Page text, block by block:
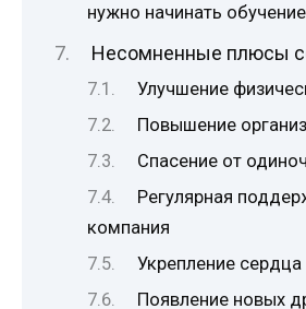
нужно начинать обучение
Несомненные плюсы
Улучшение
Повышение
Спасение от
Регулярная
компания
Укрепление
Появление новых